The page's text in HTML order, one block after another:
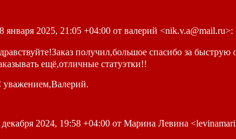
января 2025, 21:05 +04:00 от валерий <nik.v.a@mail.ru>:
получил,большое спасибо за
ещё,отличные статуэтки!!
уважением,Валерий.
декабря 2024, 19:58 +04:00 от Марина Левина